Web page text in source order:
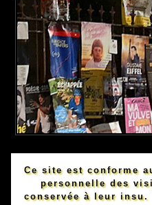
Ce site est conforme
personnelle des
conservée à leur insu.